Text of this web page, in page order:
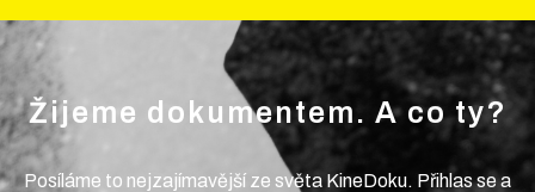
Žijeme dokumentem. A co ty?
Posíláme to nejzajímavější ze světa KineDoku. Přihlas se a